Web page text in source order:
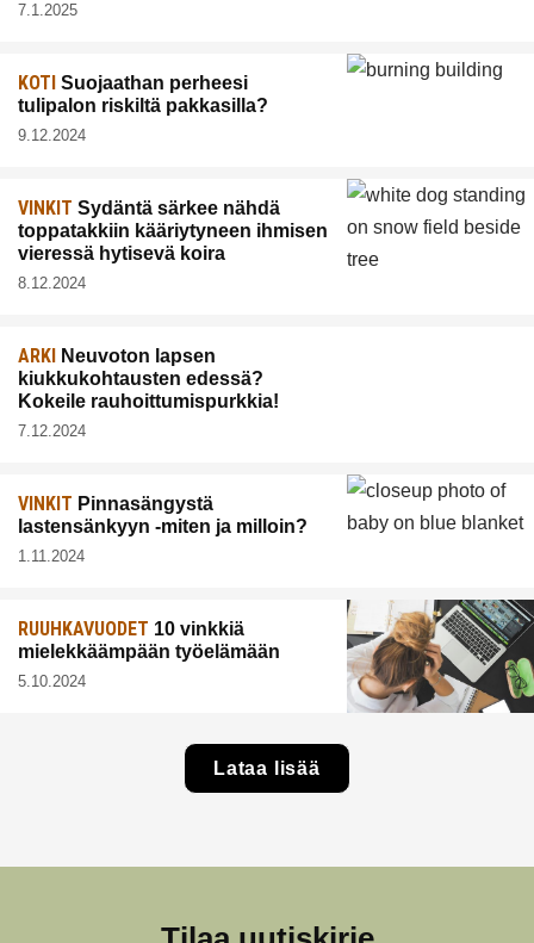
7.1.2025
KOTI Suojaathan perheesi
tulipalon riskiltä pakkasilla?
9.12.2024
VINKIT Sydäntä särkee nähdä
toppatakkiin kääriytyneen ihmisen
vieressä hytisevä koira
8.12.2024
ARKI
Neuvoton lapsen
kiukkukohtausten edessä?
Kokeile rauhoittumispurkkia!
7.12.2024
VINKIT Pinnasängystä
lastensänkyyn -miten ja milloin?
1.11.2024
RUUHKAVUODET 10 vinkkiä
mielekkäämpään työelämään
5.10.2024
Lataa lisää